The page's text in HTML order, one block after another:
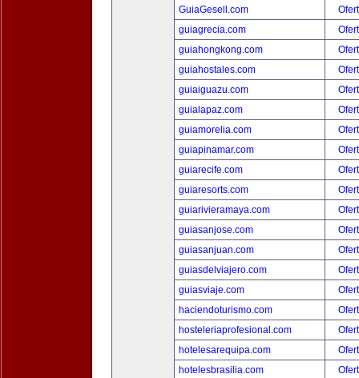
GuiaGesell.com
guiagrecia.com
guiahongkong.com
guiahostales.com
guiaiguazu.com
guialapaz.com
guiamorelia.com
guiapinamar.com
guiarecife.com
guiaresorts.com
guiarivieramaya.com
guiasanjose.com
guiasanjuan.com
guiasdelviajero.com
guiasviaje.com
haciendoturismo.com
hosteleriaprofesional.com
hotelesarequipa.com
hotelesbrasilia.com